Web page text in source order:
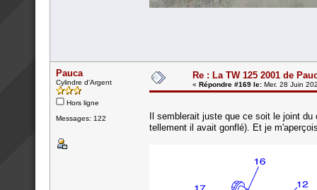
Pauca
Cylindre d'Argent
Hors ligne
Messages: 122
Re : La TW 125 2001 de
« Répondre #169 le: Mer. 28 Juin
Il semblerait juste que ce soit le joint
tellement il avait gonflé). Et je